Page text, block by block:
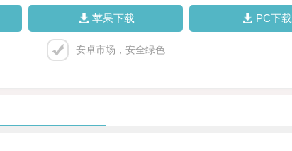
苹果下载 PC下载
安卓市场，安全绿色